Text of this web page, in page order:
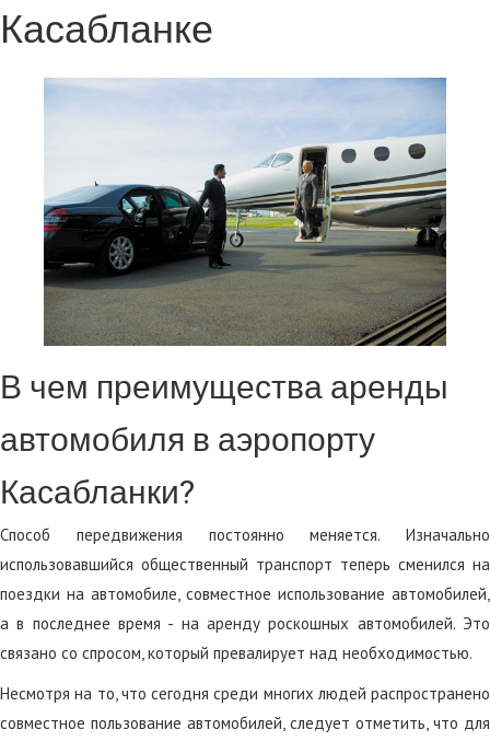
Касабланке
В чем преимущества аренды
автомобиля в аэропорту
Касабланки?
Способ передвижения постоянно меняется. Изначально
использовавшийся общественный транспорт теперь сменился на
поездки на автомобиле, совместное использование автомобилей,
а в последнее время - на аренду роскошных автомобилей. Это
связано со спросом, который превалирует над необходимостью.
Несмотря на то, что сегодня среди многих людей распространено
совместное пользование автомобилей, следует отметить, что для